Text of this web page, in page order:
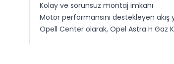
Kolay ve sorunsuz montaj imkanı
Motor performansını destekleyen akış
Opell Center olarak, Opel Astra H Gaz